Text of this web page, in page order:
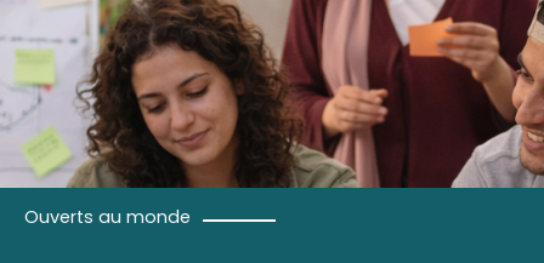
Ouverts au monde